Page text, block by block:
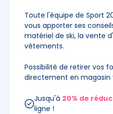
Toute l'équipe de Sport
vous apporter ses
matériel de ski, la vente
vêtements.
Possibilité de retirer vos
directement en magasin
Jusqu'à 20% de
ligne !